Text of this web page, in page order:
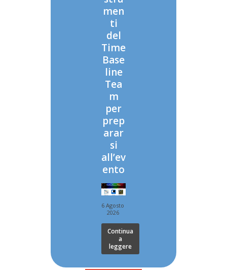
men
ti
del
Time
Base
line
Tea
m
per
prep
arar
si
all’ev
ento
6 Agosto
2026
Continua
a
leggere